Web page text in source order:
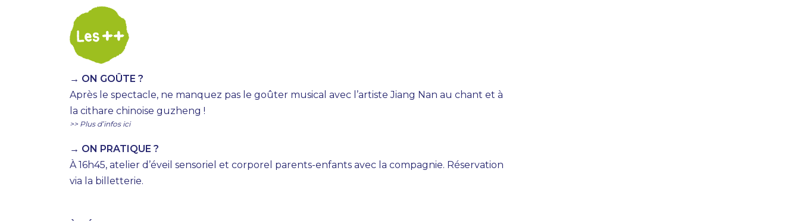
→ ON GOÛTE ?
Après le spectacle, ne manquez pas le goûter musical avec l’artiste Jiang Nan au chant et à
la cithare chinoise guzheng !
>> Plus d’infos ici
→ ON PRATIQUE ?
À 16h45, atelier d’éveil sensoriel et corporel parents-enfants avec la compagnie. Réservation
via la billetterie.